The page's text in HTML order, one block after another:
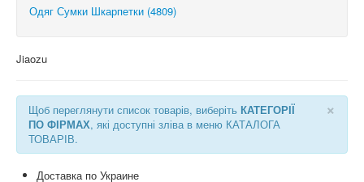
Одяг Сумки Шкарпетки (4809)
Jiaozu
×
Щоб переглянути список товарів, виберіть КАТЕГОРІЇ
ПО ФІРМАХ, які доступні зліва в меню КАТАЛОГА
ТОВАРІВ.
Доставка по Украине